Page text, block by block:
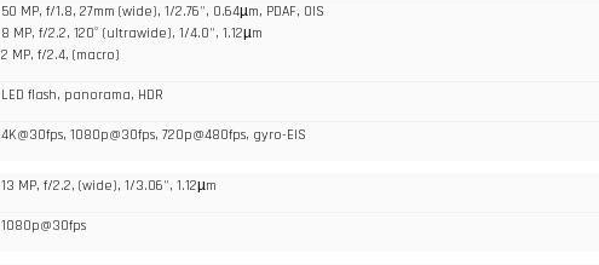
50 MP, f/1.8, 27mm (wide), 1/2.76", 0.64µm, PDAF, OIS
8 MP, f/2.2, 120˚ (ultrawide), 1/4.0", 1.12µm
2 MP, f/2.4, (macro)
LED flash, panorama, HDR
4K@30fps, 1080p@30fps, 720p@480fps, gyro-EIS
13 MP, f/2.2, (wide), 1/3.06", 1.12µm
1080p@30fps